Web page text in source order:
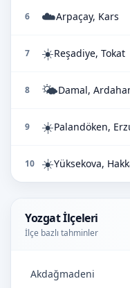
6 ☁️Arpaçay, Kars
7 ☀️Reşadiye, Tokat
8 🌤️Damal,
9 ☀️Palandöken,
10 ☀️Yüksekova,
Yozgat İlçeleri
İlçe bazlı tahminler
Akdağmadeni